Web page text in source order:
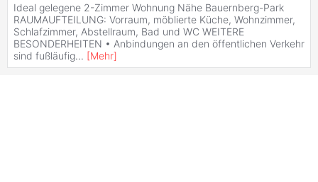
Ideal gelegene 2-Zimmer Wohnung Nähe Bauernberg-Park
RAUMAUFTEILUNG: Vorraum, möblierte Küche, Wohnzimmer,
Schlafzimmer, Abstellraum, Bad und WC WEITERE
BESONDERHEITEN • Anbindungen an den öffentlichen Verkehr
sind fußläufig... [Mehr]